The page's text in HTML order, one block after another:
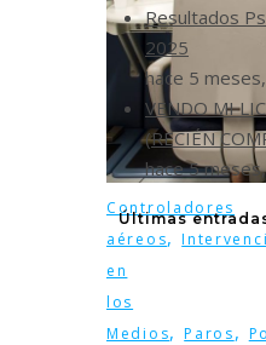
Controladores
aéreos,
en
los
Medios,Paros,
Resultados
2025
hace 5
VENDO MI
(RECIÉN
hace 5
Últimas